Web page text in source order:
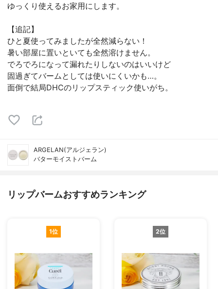
ゆっくり使えるお家用にします。
【追記】
ひと夏使ってみましたが全然減らない！
暑い部屋に置いといても全然溶けません。
でろでろになって漏れたりしないのはいいけど
固過ぎてバームとしては使いにくいかも…。
面倒で結局DHCのリップスティック使いがち。
ARGELAN(アルジェラン)
バターモイストバーム
リップバームおすすめランキング
1位 2位